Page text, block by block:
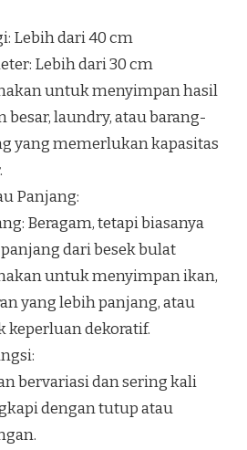
Lebih dari 40 cm
Lebih dari 30 cm
untuk menyimpan hasil
besar, laundry, atau barang-
yang memerlukan kapasitas
Panjang:
Beragam, tetapi biasanya
dari besek bulat
untuk menyimpan ikan,
yang lebih panjang, atau
keperluan dekoratif.
bervariasi dan sering kali
dengan tutup atau